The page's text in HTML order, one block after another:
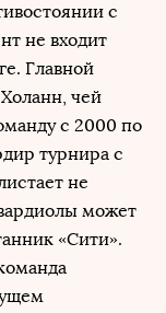
с
не входит
Главной
чей
с 2000 по
турнира с
не
может
«Сити».